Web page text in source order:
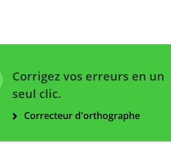
Corrigez vos erreurs en un
seul clic.
Correcteur d'orthographe